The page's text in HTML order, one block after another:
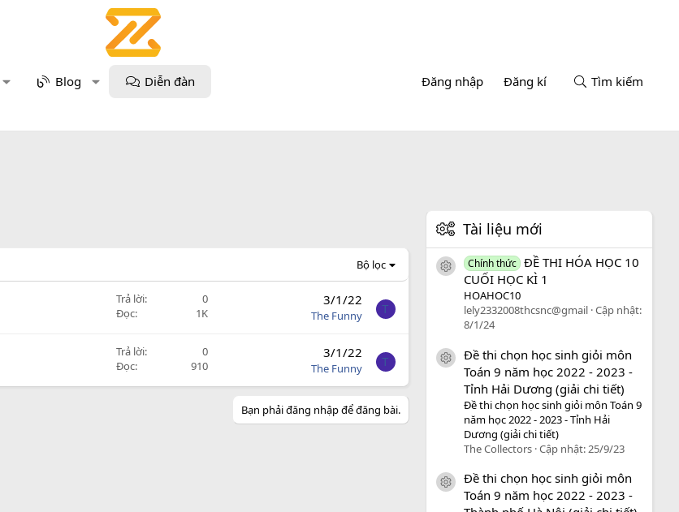
Blog Diễn đàn Đăng nhập Đăng kí Tìm kiếm
Bộ lọc
Trả lời
0
Đọc
1K
3/1/22
The Funny T
Trả lời
0
Đọc
910
3/1/22
The Funny T
Bạn phải đăng nhập để đăng bài.
Tài liệu mới
icon tài liệu
Chính thức ĐỀ THI HÓA HỌC 10
CUỐI HỌC KÌ 1
HOAHOC10
lely2332008thcsnc@gmail Cập nhật:
8/1/24
icon tài liệu
Đề thi chọn học sinh giỏi môn
Toán 9 năm học 2022 - 2023 -
Tỉnh Hải Dương (giải chi tiết)
Đề thi chọn học sinh giỏi môn Toán 9
năm học 2022 - 2023 - Tỉnh Hải
Dương (giải chi tiết)
The Collectors Cập nhật:25/9/23
icon tài liệu
Đề thi chọn học sinh giỏi môn
Toán 9 năm học 2022 - 2023 -